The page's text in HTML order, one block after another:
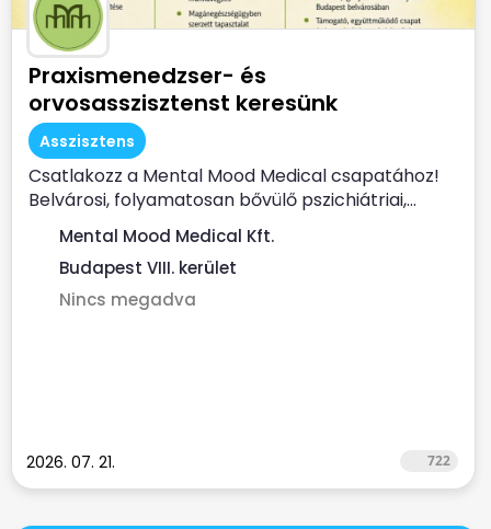
Praxismenedzser- és
orvosasszisztenst keresünk
Asszisztens
Csatlakozz a Mental Mood Medical csapatához!
Belvárosi, folyamatosan bővülő pszichiátriai,...
Mental Mood Medical Kft.
Budapest VIII. kerület
Nincs megadva
2026. 07. 21. 722